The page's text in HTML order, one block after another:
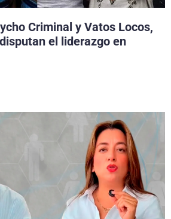
Criminal y Vatos Locos,
el liderazgo en